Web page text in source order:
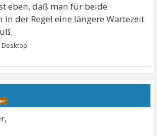
eben, daß man für beide
der Regel eine längere Wartezeit